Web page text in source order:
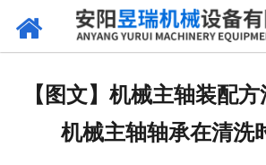
【图文】机械主轴装配方
机械主轴轴承在清洗